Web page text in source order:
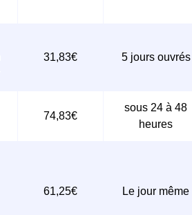
31,83€ 5 jours ouvrés
74,83€
sous 24 à 48
heures
61,25€ Le jour même